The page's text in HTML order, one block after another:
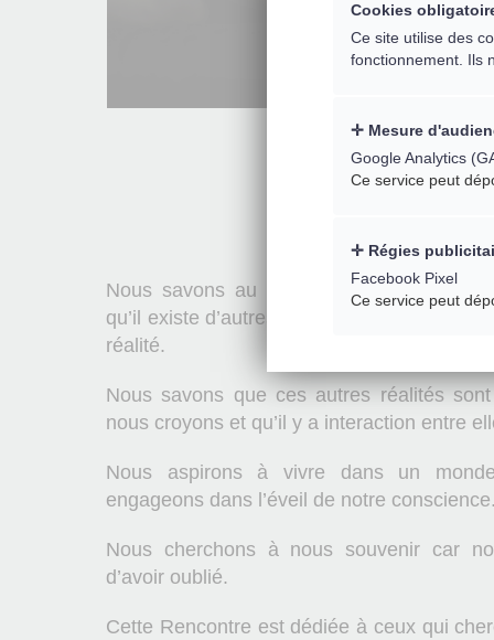
Nous savons au fond de nous qu’une
qu’il existe d’autres êtres dans l’Univers,
réalité.
Nous savons que ces autres réalités
nous croyons et qu’il y a interaction entre
Nous aspirons à vivre dans un
engageons dans l’éveil de notre conscience.
Nous cherchons à nous souvenir car
d’avoir oublié.
Cette Rencontre est dédiée à ceux qui
Cookies
Ce site utilise des
fonctionnement. Ils
Mesure
Google Analytics
Ce service peut
Régies
Facebook Pixel
Ce service peut